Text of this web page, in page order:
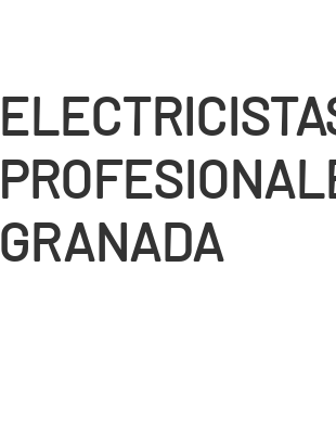
GRANADA